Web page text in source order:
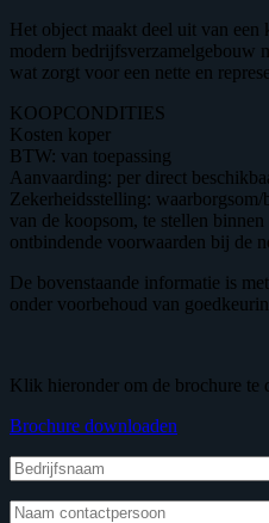
Het object maakt deel uit van
modern bedrijfsverzamelgebouw
wat zorgt voor een nette en
KOOPCONDITIES
Kosten koper
BTW: van toepassing
Aanvaarding: per direct
Zekerheidsstelling:
van de koopsom, te stellen
ontbindende voorwaarden bij de
De bovenstaande informatie is
onder voorbehoud van
Klik hieronder om de brochure te
Brochure downloaden